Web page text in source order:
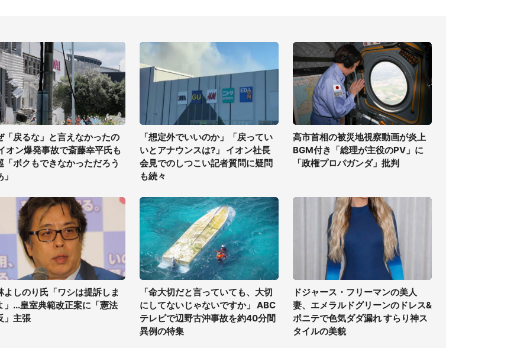
「戻るな」と言えなかったの
オン爆発事故で斎藤幸平氏も
「ボクもできなかっただろう
「想定外でいいのか」「戻ってい
いとアナウンスは?」 イオン社長
会見でのしつこい記者質問に疑問
も続々
高市首相の被災地視察動画が炎上
BGM付き「総理が主役のPV」に
「政権プロパガンダ」批判
よしのり氏「ワシは提訴しま
」...皇室典範改正案に「憲法
」主張
「命大切だと言っていても、大切
にしてないじゃないですか」 ABC
テレビで辺野古沖事故を約40分間
異例の特集
ドジャース・フリーマンの美人
妻、エメラルドグリーンのドレス&
ポニテで色気ダダ漏れ すらり神ス
タイルの美貌